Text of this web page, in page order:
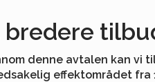
bredere
denne avtalen kan vi
effektområdet fra